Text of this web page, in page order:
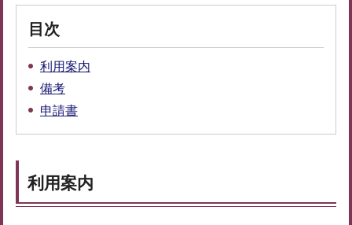
目次
利用案内
備考
申請書
利用案内